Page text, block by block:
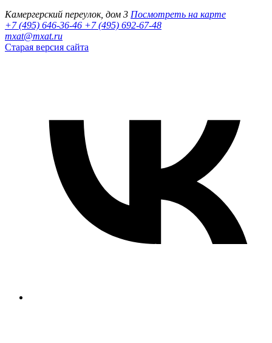
Камергерский переулок, дом 3 Посмотреть на карте
+7 (495) 646-36-46 +7 (495) 692-67-48‬
mxat@mxat.ru
Старая версия сайта